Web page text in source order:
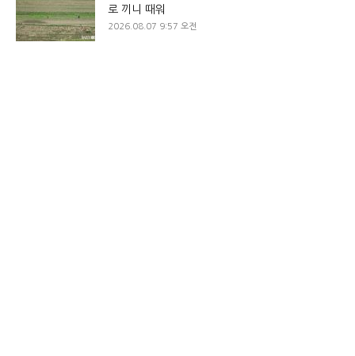
로 끼니 때워
2026.08.07 9:57 오전